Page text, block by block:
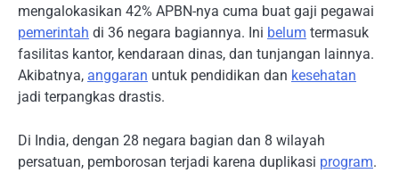
mengalokasikan 42% APBN-nya cuma buat gaji pegawai
pemerintah di 36 negara bagiannya. Ini belum termasuk
fasilitas kantor, kendaraan dinas, dan tunjangan lainnya.
Akibatnya, anggaran untuk pendidikan dan kesehatan
jadi terpangkas drastis.
Di India, dengan 28 negara bagian dan 8 wilayah
persatuan, pemborosan terjadi karena duplikasi program.